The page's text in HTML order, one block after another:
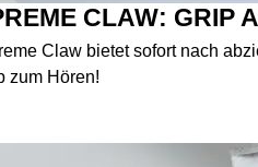
CLAW: GRIP
Claw bietet sofort nach
zum Hören!